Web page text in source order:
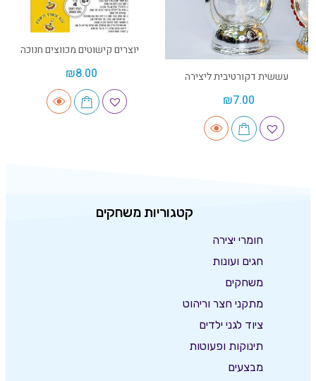
עששית דקורטיבית ליצירה
₪7.00
יוצרים קישוטים מכווצים חנוכה
₪8.00
קטגוריות משחקים
חומרי יצירה
חגים ועונות
משחקים
מתקני חצר וריהוט
ציוד לגני ילדים
תינוקות ופעוטות
מבצעים